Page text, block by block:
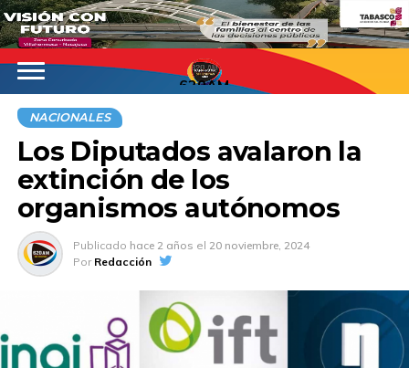
620AM
NACIONALES
Los Diputados avalaron la
extinción de los
organismos autónomos
Publicado hace 2 años el 20 noviembre, 2024
Por Redacción